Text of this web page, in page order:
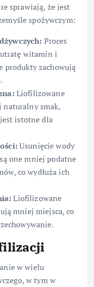
sprawiają, że jest
spożywczym:
Proces
witamin i
produkty zachowują
Liofilizowane
naturalny smak,
istotne dla
Usunięcie wody
one mniej podatne
co wydłuża ich
Liofilizowane
mniej miejsca, co
w wielu
w tym w